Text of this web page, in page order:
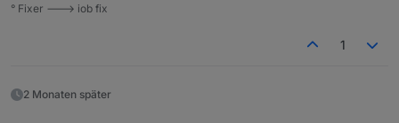
Warnung für das Nachfüllen und des Salz- und
Pflegestatus in Textform der Pflegemaßnahmen
° Fixer ---> iob fix
1
2 Monaten später